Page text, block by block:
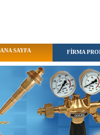
ANA SAYFA FİRMA